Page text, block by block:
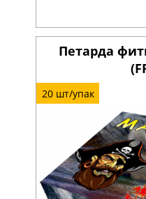
Петарда
20 шт/упак